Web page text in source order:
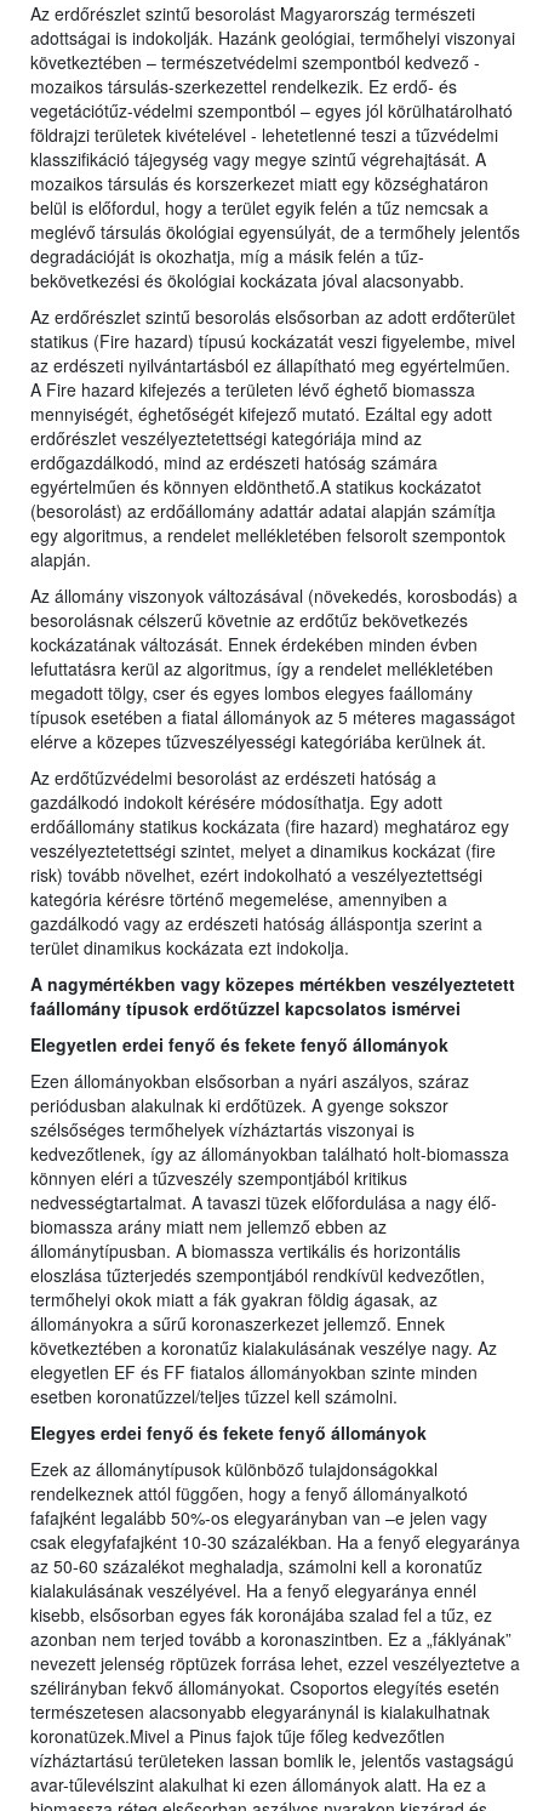
Az erdőrészlet szintű besorolást Magyarország természeti
adottságai is indokolják. Hazánk geológiai, termőhelyi viszonyai
következtében – természetvédelmi szempontból kedvező -
mozaikos társulás-szerkezettel rendelkezik. Ez erdő- és
vegetációtűz-védelmi szempontból – egyes jól körülhatárolható
földrajzi területek kivételével - lehetetlenné teszi a tűzvédelmi
klasszifikáció tájegység vagy megye szintű végrehajtását. A
mozaikos társulás és korszerkezet miatt egy községhatáron
belül is előfordul, hogy a terület egyik felén a tűz nemcsak a
meglévő társulás ökológiai egyensúlyát, de a termőhely jelentős
degradációját is okozhatja, míg a másik felén a tűz-
bekövetkezési és ökológiai kockázata jóval alacsonyabb.
Az erdőrészlet szintű besorolás elsősorban az adott erdőterület
statikus (Fire hazard) típusú kockázatát veszi figyelembe, mivel
az erdészeti nyilvántartásból ez állapítható meg egyértelműen.
A Fire hazard kifejezés a területen lévő éghető biomassza
mennyiségét, éghetőségét kifejező mutató. Ezáltal egy adott
erdőrészlet veszélyeztetettségi kategóriája mind az
erdőgazdálkodó, mind az erdészeti hatóság számára
egyértelműen és könnyen eldönthető.A statikus kockázatot
(besorolást) az erdőállomány adattár adatai alapján számítja
egy algoritmus, a rendelet mellékletében felsorolt szempontok
alapján.
Az állomány viszonyok változásával (növekedés, korosbodás) a
besorolásnak célszerű követnie az erdőtűz bekövetkezés
kockázatának változását. Ennek érdekében minden évben
lefuttatásra kerül az algoritmus, így a rendelet mellékletében
megadott tölgy, cser és egyes lombos elegyes faállomány
típusok esetében a fiatal állományok az 5 méteres magasságot
elérve a közepes tűzveszélyességi kategóriába kerülnek át.
Az erdőtűzvédelmi besorolást az erdészeti hatóság a
gazdálkodó indokolt kérésére módosíthatja. Egy adott
erdőállomány statikus kockázata (fire hazard) meghatároz egy
veszélyeztetettségi szintet, melyet a dinamikus kockázat (fire
risk) tovább növelhet, ezért indokolható a veszélyeztettségi
kategória kérésre történő megemelése, amennyiben a
gazdálkodó vagy az erdészeti hatóság álláspontja szerint a
terület dinamikus kockázata ezt indokolja.
A nagymértékben vagy közepes mértékben veszélyeztetett
faállomány típusok erdőtűzzel kapcsolatos ismérvei
Elegyetlen erdei fenyő és fekete fenyő állományok
Ezen állományokban elsősorban a nyári aszályos, száraz
periódusban alakulnak ki erdőtüzek. A gyenge sokszor
szélsőséges termőhelyek vízháztartás viszonyai is
kedvezőtlenek, így az állományokban található holt-biomassza
könnyen eléri a tűzveszély szempontjából kritikus
nedvességtartalmat. A tavaszi tüzek előfordulása a nagy élő-
biomassza arány miatt nem jellemző ebben az
állománytípusban. A biomassza vertikális és horizontális
eloszlása tűzterjedés szempontjából rendkívül kedvezőtlen,
termőhelyi okok miatt a fák gyakran földig ágasak, az
állományokra a sűrű koronaszerkezet jellemző. Ennek
következtében a koronatűz kialakulásának veszélye nagy. Az
elegyetlen EF és FF fiatalos állományokban szinte minden
esetben koronatűzzel/teljes tűzzel kell számolni.
Elegyes erdei fenyő és fekete fenyő állományok
Ezek az állománytípusok különböző tulajdonságokkal
rendelkeznek attól függően, hogy a fenyő állományalkotó
fafajként legalább 50%-os elegyarányban van –e jelen vagy
csak elegyfafajként 10-30 százalékban. Ha a fenyő elegyaránya
az 50-60 százalékot meghaladja, számolni kell a koronatűz
kialakulásának veszélyével. Ha a fenyő elegyaránya ennél
kisebb, elsősorban egyes fák koronájába szalad fel a tűz, ez
azonban nem terjed tovább a koronaszintben. Ez a „fáklyának”
nevezett jelenség röptüzek forrása lehet, ezzel veszélyeztetve a
szélirányban fekvő állományokat. Csoportos elegyítés esetén
természetesen alacsonyabb elegyaránynál is kialakulhatnak
koronatüzek.Mivel a Pinus fajok tűje főleg kedvezőtlen
vízháztartású területeken lassan bomlik le, jelentős vastagságú
avar-tűlevélszint alakulhat ki ezen állományok alatt. Ha ez a